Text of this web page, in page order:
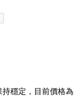
穩定，目前價格為